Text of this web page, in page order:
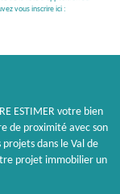
vous inscrire ici :
ESTIMER votre bien
de proximité avec son
dans le Val de
projet immobilier un